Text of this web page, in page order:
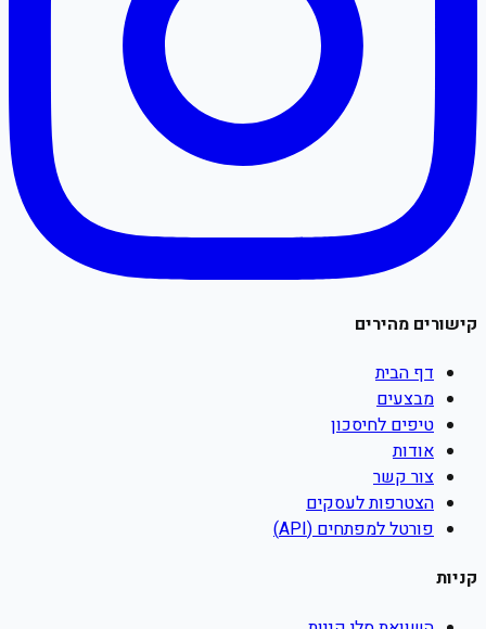
קישורים מהירים
דף הבית
מבצעים
טיפים לחיסכון
אודות
צור קשר
הצטרפות לעסקים
פורטל למפתחים (API)
קניות